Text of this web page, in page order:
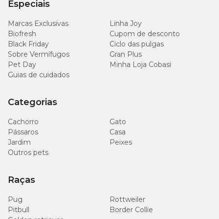
Cada comprimido de Mellis Vet 4mgtem contém os seguintes
ingredientes em sua composição:
Meloxicam……:
Excipiente q.s.p.:
Conheça a linha completa Mellis Vet para cães e gatos
Além do
, o anti-inflamatório da Avert Saúde
Animal conta com outras dosagens. Confira cada uma delas:
Mellis Vet 0,2mg.
Mellis Vet 0,5mg.
Mellis Vet: dicas de conservação
Especiais
Marcas Exclusivas
Linha Joy
Biofresh
Cupom de desconto
Black Friday
Ciclo das pulgas
Sobre Vermífugos
Gran Plus
Pet Day
Minha Loja Cobasi
Guias de cuidados
Categorias
Cachorro
Gato
Pássaros
Casa
Jardim
Peixes
Outros pets
Raças
Pug
Rottweiler
Pitbull
Border Collie